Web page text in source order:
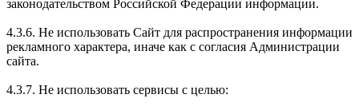
законодательством Российской Федерации информации.
4.3.6. Не использовать Сайт для распространения информации
рекламного характера, иначе как с согласия Администрации
сайта.
4.3.7. Не использовать сервисы с целью: